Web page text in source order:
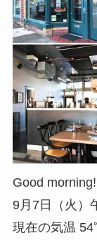
Good morning!
9月7日（火）
現在の気温